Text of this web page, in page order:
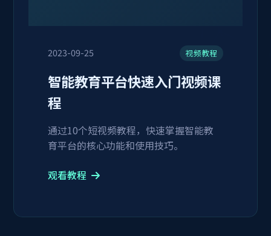
2023-09-25 视频教程
智能教育平台快速入门视频课
程
通过10个短视频教程，快速掌握智能教
育平台的核心功能和使用技巧。
观看教程